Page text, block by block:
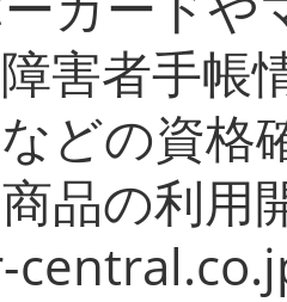
害者手帳
どの資格
品の利用